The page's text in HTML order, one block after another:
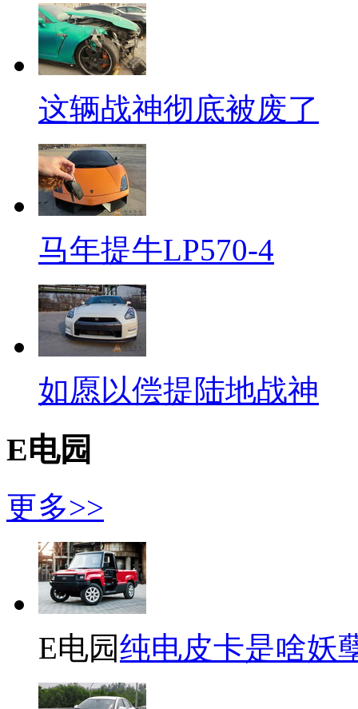
这辆战神彻底被废了
马年提牛LP570-4
如愿以偿提陆地战神
E电园
更多>>
E电园纯电皮卡是啥妖